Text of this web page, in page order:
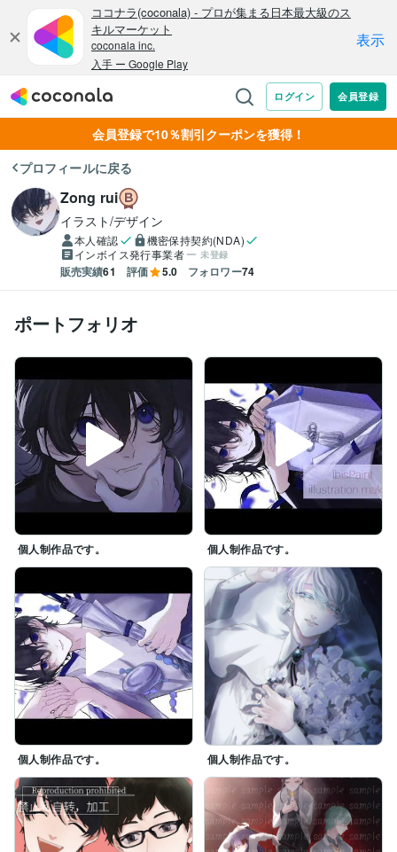
会員登録で10％割引クーポンを獲得！
プロフィールに戻る
Zong rui
イラスト/デザイン
本人確認
機密保持契約(NDA)
インボイス発行事業者
未登録
販売実績61 評価 5.0 フォロワー74
ポートフォリオ
個人制作品です。 個人制作品です。
個人制作品です。 個人制作品です。